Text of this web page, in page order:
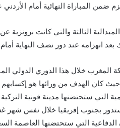
ضمن المباراة النهائية أمام
الثالثة والتي كانت
المغرب خلال هذا الدوري الدولي
حيث كان الهدف من ورائها هو
التي ستحتضنها مدينة قونية
بجنوب إفريقيا خلال نفس شهر
الدفاعية التي ستحتضنها العاصمة